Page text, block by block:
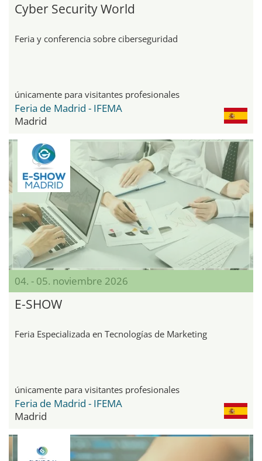
Cyber Security World
Feria y conferencia sobre ciberseguridad
únicamente para visitantes profesionales
Feria de Madrid - IFEMA
Madrid
04. - 05. noviembre 2026
E-SHOW
Feria Especializada en Tecnologías de Marketing
únicamente para visitantes profesionales
Feria de Madrid - IFEMA
Madrid